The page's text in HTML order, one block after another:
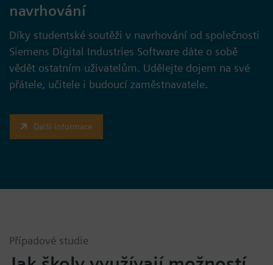
navrhování
Díky studentské soutěži v navrhování od společnosti
Siemens Digital Industries Software dáte o sobě
vědět ostatním uživatelům. Udělejte dojem na své
přátele, učitele i budoucí zaměstnavatele.
Další informace
Případové studie